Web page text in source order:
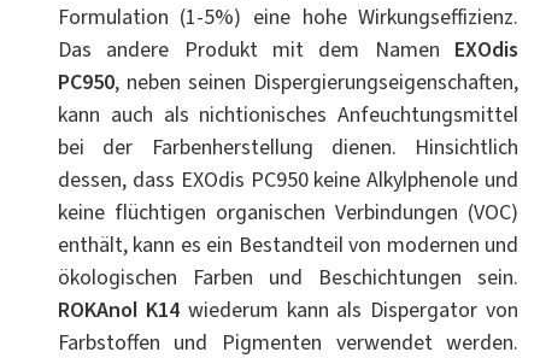
Formulation (1-5%) eine hohe Wirkungseffizienz.
Das andere Produkt mit dem Namen EXOdis
PC950, neben seinen Dispergierungseigenschaften,
kann auch als nichtionisches Anfeuchtungsmittel
bei der Farbenherstellung dienen. Hinsichtlich
dessen, dass EXOdis PC950 keine Alkylphenole und
keine flüchtigen organischen Verbindungen (VOC)
enthält, kann es ein Bestandteil von modernen und
ökologischen Farben und Beschichtungen sein.
ROKAnol K14wiederum kann als Dispergator von
Farbstoffen und Pigmenten verwendet werden.